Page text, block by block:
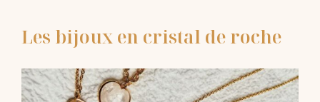
Les bijoux en cristal de roche